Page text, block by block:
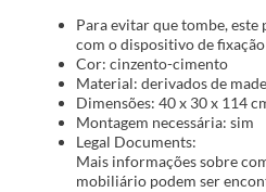
Para evitar que tombe,
com o dispositivo de
Cor: cinzento-cimento
Material: derivados de
Dimensões: 40 x 30 x 114
Montagem necessária: sim
Legal Documents:
Mais informações sobre
mobiliário podem ser